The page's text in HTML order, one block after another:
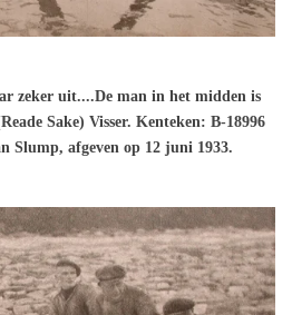
zeker uit....De man in het midden is
Sake) Visser. Kenteken: B-18996
Slump, afgeven op 12 juni 1933.